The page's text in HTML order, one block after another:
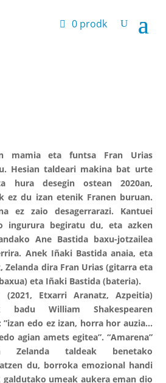
0 prodk
mamia eta funtsa Fran Urias
Hesian taldeari makina bat urte
hura desegin ostean 2020an,
ez du izan etenik Franen buruan.
ez zaio desagerrarazi. Kantuei
ingurura begiratu du, eta azken
Ane Bastida baxu-jotzailea
Anek Iñaki Bastida anaia, eta
Zelanda dira Fran Urias (gitarra eta
eta Iñaki Bastida (bateria).
Etxarri Aranatz, Azpeitia)
badu William Shakespearen
edo ez izan, horra hor auzia…
agian amets egitea”. “Amarena”
Zelanda taldeak benetako
du, borroka emozional handi
umeak aukera eman dio